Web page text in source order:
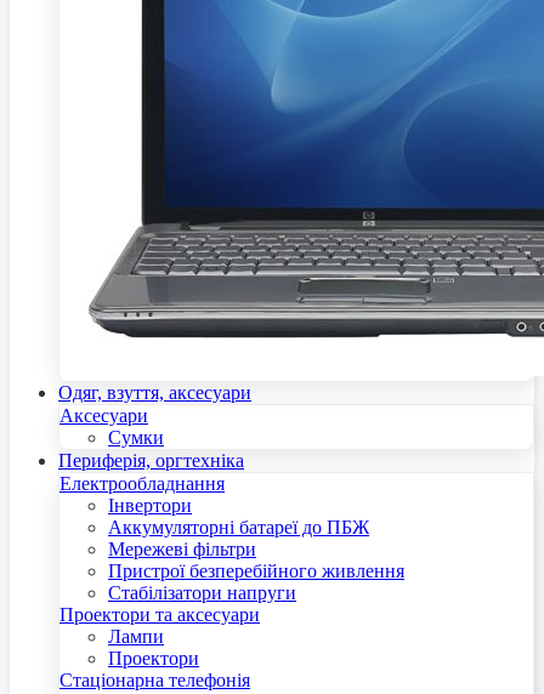
Одяг, взуття, аксесуари
Аксесуари
Сумки
Периферія, оргтехніка
Електрообладнання
Інвертори
Аккумуляторні батареї до ПБЖ
Мережеві фільтри
Пристрої безперебійного живлення
Стабілізатори напруги
Проектори та аксесуари
Лампи
Проектори
Стаціонарна телефонія